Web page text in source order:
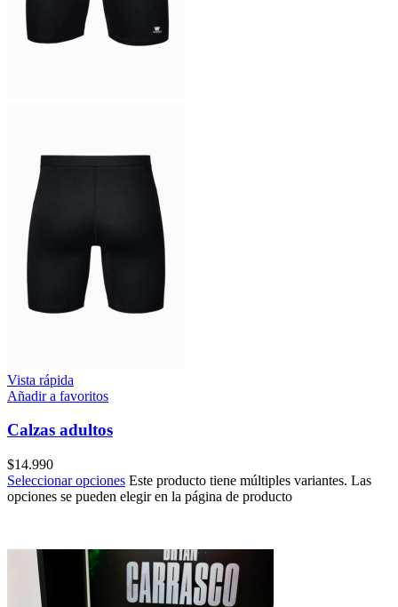
Vista rápida
Añadir a favoritos
Calzas adultos
$14.990
Seleccionar opciones Este producto tiene múltiples variantes. Las
opciones se pueden elegir en la página de producto